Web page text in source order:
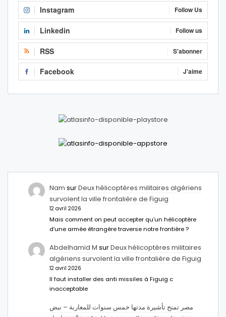
Instagram Follow Us
Linkedin Follow us
RSS S'abonner
Facebook J'aime
Nam surDeux hélicoptères militaires algériens
survolent la ville frontalière de Figuig
12 avril 2026
Mais comment on peut accepter qu’un hélicoptère
d’une armée étrangère traverse notre frontière ?
Abdelhamid M surDeux hélicoptères militaires
algériens survolent la ville frontalière de Figuig
12 avril 2026
Il faut installer des anti missiles à Figuig c
inacceptable
مصر تمنح تأشيرة مدتها خمس سنوات للمغاربة – نبض